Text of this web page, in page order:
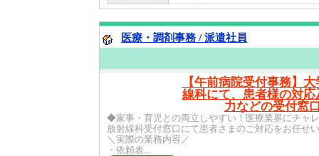
医療・調剤事務 / 派遣社員
【午前病院受付事務】
線科にて、患者様の対
力などの受付窓
◆家事・育児との両立しやすい！医療業界にチャ
放射線科受付窓口にて患者さまのご対応をお任せ
＼実際の業務内容／
・依頼表...